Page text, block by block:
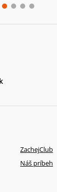
ZachejClub
Náš príbeh